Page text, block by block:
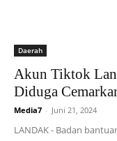
Daerah
Akun Tiktok
Diduga
Media7 - Juni 21, 2024
LANDAK - Badan